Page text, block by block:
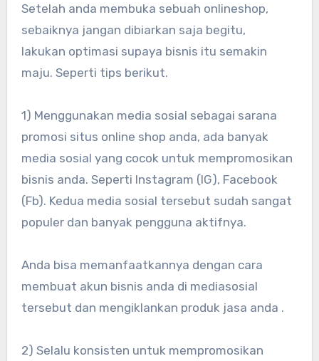
Setelah anda membuka sebuah onlineshop,
sebaiknya jangan dibiarkan saja begitu,
lakukan optimasi supaya bisnis itu semakin
maju. Seperti tips berikut.
1) Menggunakan media sosial sebagai sarana
promosi situs online shop anda, ada banyak
media sosial yang cocok untuk mempromosikan
bisnis anda. Seperti Instagram (IG), Facebook
(Fb). Kedua media sosial tersebut sudah sangat
populer dan banyak pengguna aktifnya.
Anda bisa memanfaatkannya dengan cara
membuat akun bisnis anda di mediasosial
tersebut dan mengiklankan produk jasa anda .
2) Selalu konsisten untuk mempromosikan